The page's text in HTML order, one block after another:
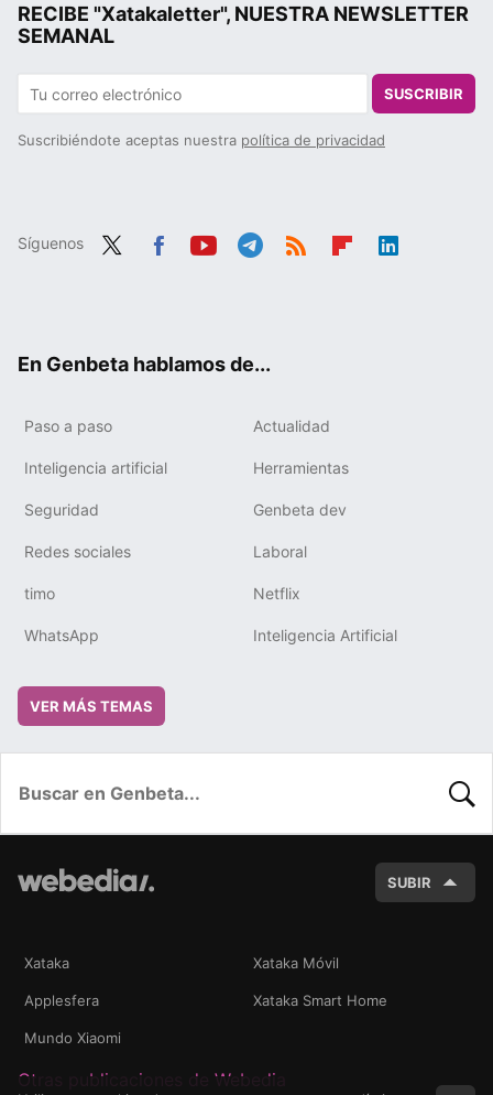
RECIBE "Xatakaletter", NUESTRA NEWSLETTER
SEMANAL
SUSCRIBIR
Suscribiéndote aceptas nuestra política de privacidad
Síguenos
En Genbeta hablamos de...
Paso a paso Actualidad
Inteligencia artificial Herramientas
Seguridad Genbeta dev
Redes sociales Laboral
timo Netflix
WhatsApp Inteligencia Artificial
VER MÁS TEMAS
SUBIR
Xataka Xataka Móvil
Applesfera Xataka Smart Home
Mundo Xiaomi
Otras publicaciones de Webedia